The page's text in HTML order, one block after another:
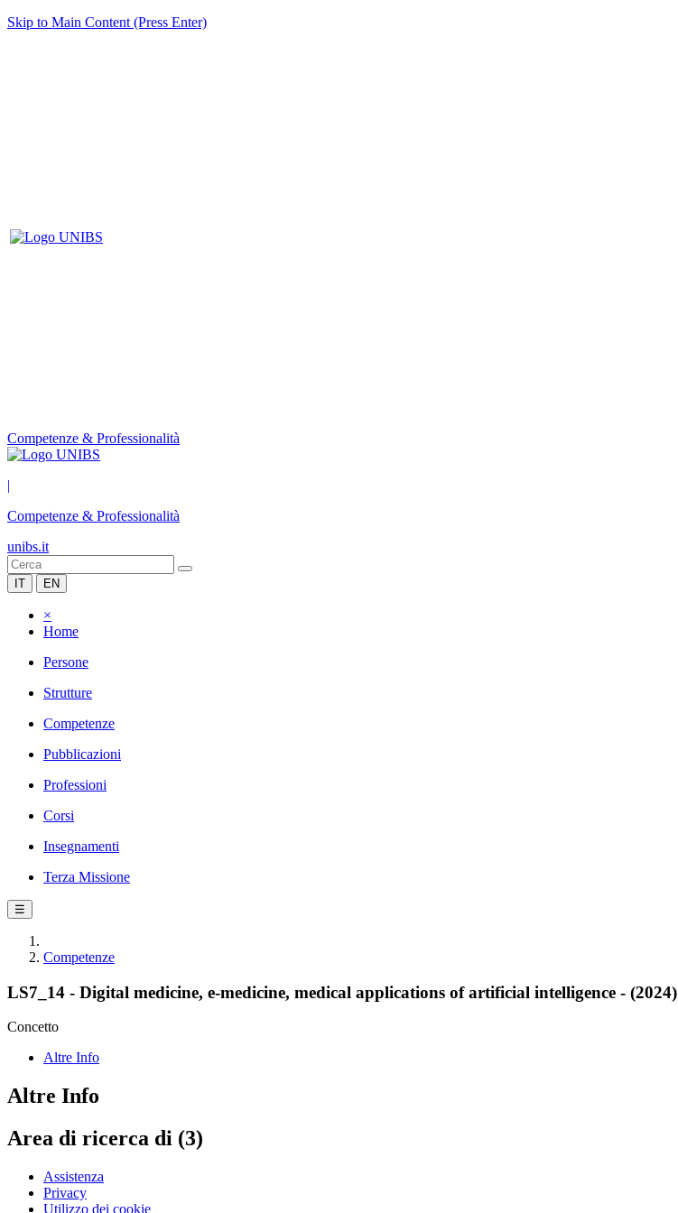
Skip to Main Content (Press Enter)
Competenze & Professionalità
|
Competenze & Professionalità
unibs.it
IT EN
×
Home
Persone
Strutture
Competenze
Pubblicazioni
Professioni
Corsi
Insegnamenti
Terza Missione
☰
Competenze
LS7_14 - Digital medicine, e-medicine, medical applications of artificial intelligence - (2024)
Concetto
Altre Info
Altre Info
Area di ricerca di (3)
Assistenza
Privacy
Utilizzo dei cookie